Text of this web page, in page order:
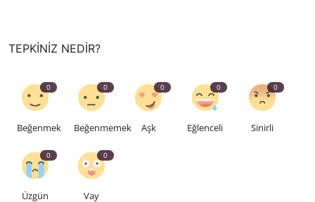
TEPKINIZ NEDIR?
0
Beğenmek
0
Beğenmemek
0
Aşk
0
Eğlenceli
0
Sinirli
0
Üzgün
0
Vay